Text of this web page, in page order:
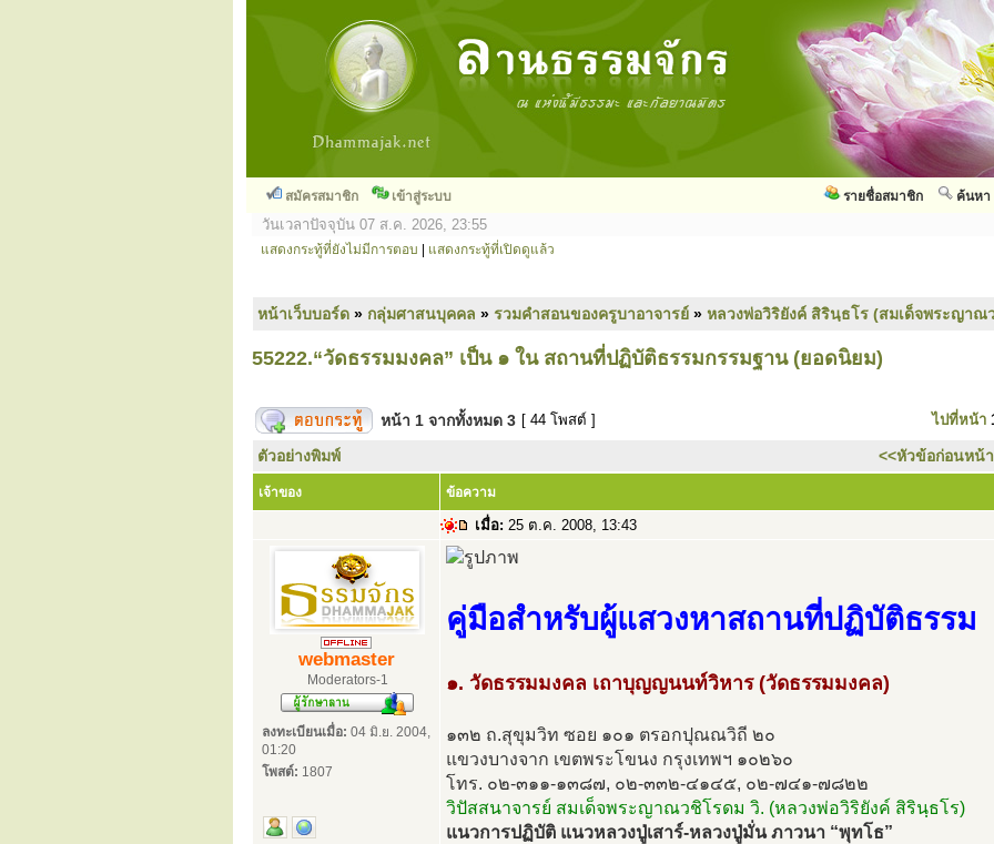
สมัครสมาชิก เข้าสู่ระบบ ค้นหา
รายชื่อสมาชิก
วันเวลาปัจจุบัน 07 ส.ค. 2026, 23:55
แสดงกระทู้ที่ยังไม่มีการตอบ แสดงกระทู้ที่เปิดดูแล้ว
หน้าเว็บบอร์ด » กลุ่มศาสนบุคคล » รวมคำสอนของครูบาอาจารย์ » หลวงพ่อวิริยังค์ สิรินฺธโร (สมเด็จพระญาณ
55222.“วัดธรรมมงคล” เป็น ๑ ใน สถานที่ปฏิบัติธรรมกรรมฐาน (ยอดนิยม)
หน้า 1 จากทั้งหมด 3 [ 44 โพสต์ ] ไปที่หน้า
ตัวอย่างพิมพ์ <<หัวข้อก่อนหน้า
เจ้าของ ข้อความ
เมื่อ: 25 ต.ค. 2008, 13:43
webmaster
Moderators-1
ลงทะเบียนเมื่อ: 04 มิ.ย. 2004,
01:20
โพสต์: 1807
คู่มือสำหรับผู้แสวงหาสถานที่ปฏิบัติธรรม
๑. วัดธรรมมงคล เถาบุญญนนท์วิหาร (วัดธรรมมงคล)
๑๓๒ ถ.สุขุมวิท ซอย ๑๐๑ ตรอกปุณณวิถี ๒๐
แขวงบางจาก เขตพระโขนง กรุงเทพฯ ๑๐๒๖๐
โทร. ๐๒-๓๑๑-๑๓๘๗, ๐๒-๓๓๒-๔๑๔๕, ๐๒-๗๔๑-๗๘๒๒
วิปัสสนาจารย์ สมเด็จพระญาณวชิโรดม วิ. (หลวงพ่อวิริยังค์ สิรินฺธโร)
แนวการปฏิบัติ แนวหลวงปู่เสาร์-หลวงปู่มั่น ภาวนา “พุทโธ”